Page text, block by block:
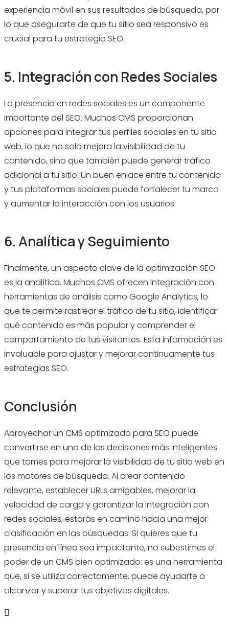
experiencia móvil en sus resultados de búsqueda, por
lo que asegurarte de que tu sitio sea responsivo es
crucial para tu estrategia SEO.
5. Integración con Redes Sociales
La presencia en redes sociales es un componente
importante del SEO. Muchos CMS proporcionan
opciones para integrar tus perfiles sociales en tu sitio
web, lo que no solo mejora la visibilidad de tu
contenido, sino que también puede generar tráfico
adicional a tu sitio. Un buen enlace entre tu contenido
y tus plataformas sociales puede fortalecer tu marca
y aumentar la interacción con los usuarios.
6. Analítica y Seguimiento
Finalmente, un aspecto clave de la optimización SEO
es la analítica. Muchos CMS ofrecen integración con
herramientas de análisis como Google Analytics, lo
que te permite rastrear el tráfico de tu sitio, identificar
qué contenido es más popular y comprender el
comportamiento de tus visitantes. Esta información es
invaluable para ajustar y mejorar continuamente tus
estrategias SEO.
Conclusión
Aprovechar un CMS optimizado para SEO puede
convertirse en una de las decisiones más inteligentes
que tomes para mejorar la visibilidad de tu sitio web en
los motores de búsqueda. Al crear contenido
relevante, establecer URLs amigables, mejorar la
velocidad de carga y garantizar la integración con
redes sociales, estarás en camino hacia una mejor
clasificación en las búsquedas. Si quieres que tu
presencia en línea sea impactante, no subestimes el
poder de un CMS bien optimizado: es una herramienta
que, si se utiliza correctamente, puede ayudarte a
alcanzar y superar tus objetivos digitales.
